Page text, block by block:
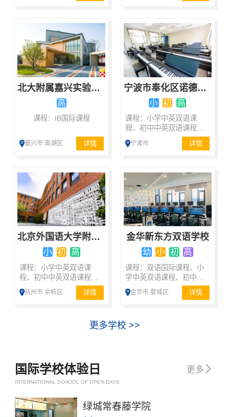
北大附属嘉兴实验学校
高
课程：IB国际课程
嘉兴市 南湖区 详情
宁波市奉化区诺德安达学校
小 初 高
课程：小学中英双语课
程、初中中英双语课程、
美国高中
宁波市 详情
北京外国语大学附属杭州橄榄树学校
小 初 高
课程：小学中英双语课
程、初中中英双语课程、
IB国际课程
杭州市 余杭区 详情
金华新东方双语学校
幼 小 初 高
课程：双语国际课程、小
学中英双语课程、初中中
英双语课程、A-Level课程
金华市 婺城区 详情
更多学校 >>
国际学校体验日
INTERNATIONAL SCHOOL OF OPEN DAYS
更多 
绿城常春藤学院